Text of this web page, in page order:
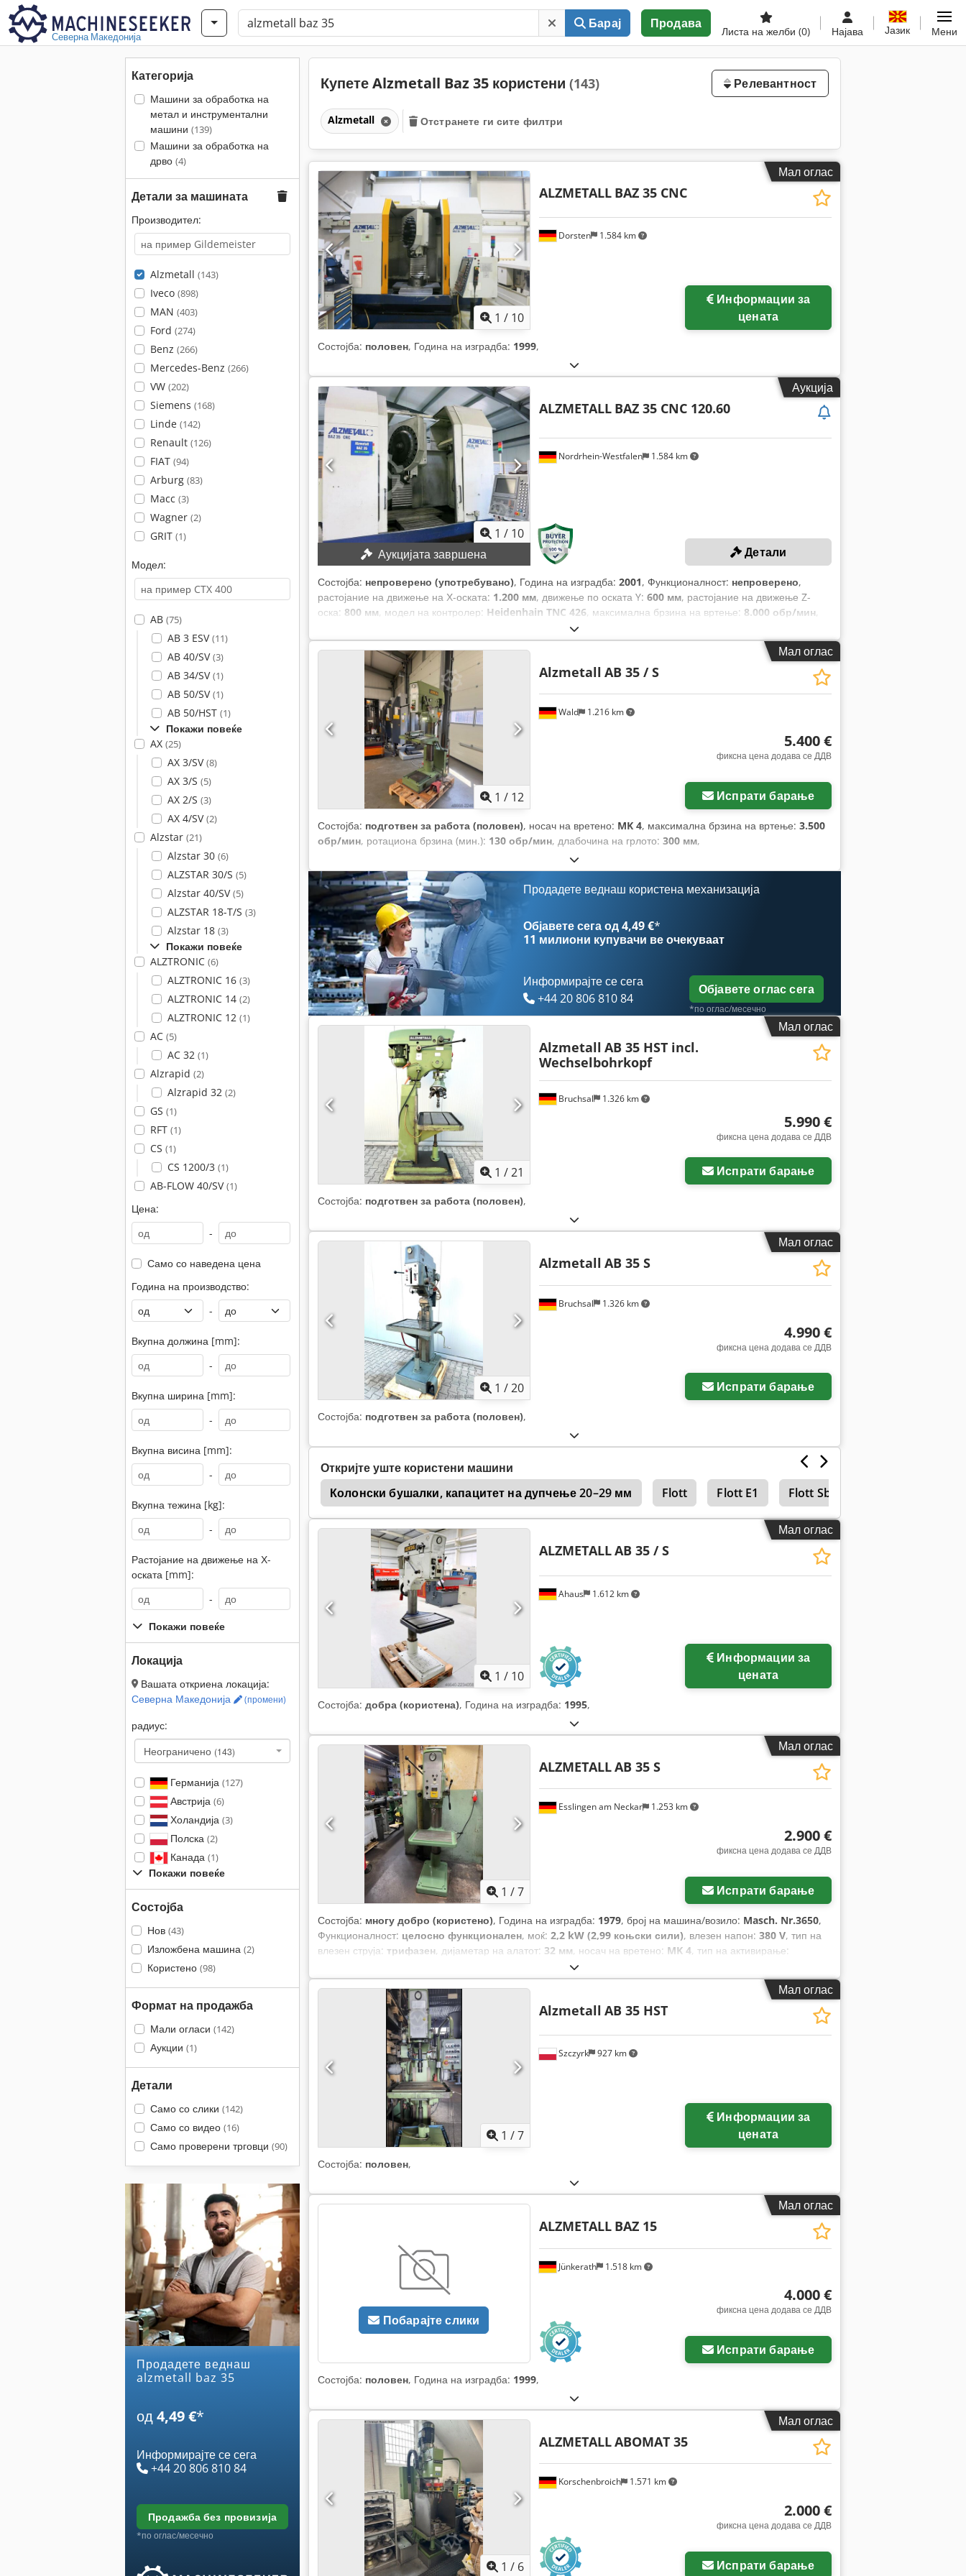
Северна Македонија
Барај Продава
Листа на желби (0) Најава Јазик Мени
Категорија
Машини за обработка на
метал и инструментални
машини (139)
Машини за обработка на
дрво (4)
Детали за машината
Производител:
Alzmetall (143)
Iveco (898)
MAN (403)
Ford (274)
Benz (266)
Mercedes-Benz (266)
VW (202)
Siemens (168)
Linde (142)
Renault (126)
FIAT (94)
Arburg (83)
Macc (3)
Wagner (2)
GRIT (1)
Модел:
AB (75)
AB 3 ESV(11)
AB 40/SV(3)
AB 34/SV(1)
AB 50/SV(1)
AB 50/HST (1)
Покажи повеќе
AX (25)
AX 3/SV(8)
AX 3/S (5)
AX 2/S (3)
AX 4/SV(2)
Alzstar (21)
Alzstar 30 (6)
ALZSTAR 30/S (5)
Alzstar 40/SV(5)
ALZSTAR 18-T/S (3)
Alzstar 18 (3)
Покажи повеќе
ALZTRONIC (6)
ALZTRONIC 16 (3)
ALZTRONIC 14 (2)
ALZTRONIC 12 (1)
AC (5)
AC 32 (1)
Alzrapid (2)
Alzrapid 32 (2)
GS (1)
RFT (1)
CS (1)
CS 1200/3 (1)
AB-FLOW 40/SV(1)
Цена:
-
Само со наведена цена
Година на производство:
-
Вкупна должина [mm]:
-
Вкупна ширина [mm]:
-
Вкупна висина [mm]:
-
Вкупна тежина [kg]:
-
Растојание на движење на Х-
оската [mm]:
-
Покажи повеќе
Локација
Вашата откриена локација:
Северна Македонија
(промени)
радиус:
Неограничено (143)
Германија (127)
Австрија (6)
Холандија (3)
Полска (2)
Канада (1)
Покажи повеќе
Состојба
Нов (43)
Изложбена машина (2)
Користено (98)
Формат на продажба
Мали огласи (142)
Аукции (1)
Детали
Само со слики (142)
Само со видео (16)
Само проверени трговци (90)
Продадете веднаш
alzmetall baz 35
од4,49 €*
Информирајте се сега
+44 20 806 810 84
продажба без провизија
*по оглас/месечно
Купете Alzmetall Baz 35 користени (143) Релевантност
Alzmetall Отстранете ги сите филтри
Мал оглас
1 / 10
Dorsten 1.584 km
ALZMETALL BAZ 35 CNC
цената
Состојба: половен, Година на изградба: 1999,
Аукција
1 / 10
Аукцијата завршена
Nordrhein-Westfalen 1.584 km
ALZMETALL BAZ 35 CNC 120.60
Детали
Состојба: непроверено (употребувано), Година на изградба: 2001, Функционалност: непроверено,
растојание на движење на Х-оската: 1.200 мм, движење по оската Y: 600 мм, растојание на движење Z-
оска: 800 мм, модел на контролер: Heidenhain TNC 426, максимална брзина на вртење: 8.000 обр/мин,
Мал оглас
1 / 12
Wald 1.216 km
Alzmetall AB 35 / S
5.400 €
фиксна цена додава се ДДВ
Испрати барање
Состојба: подготвен за работа (половен), носач на вретено: MK 4, максимална брзина на вртење: 3.500
обр/мин, ротациона брзина (мин.): 130 обр/мин, длабочина на грлото: 300 мм,
Продадете веднаш користена механизација
Објавете сега од 4,49 €*
11 милиони купувачи ве очекуваат
Информирајте се сега
+44 20 806 810 84
Објавете оглас сега
*по оглас/месечно
Мал оглас
1 /21
Bruchsal 1.326 km
Alzmetall AB 35 HST incl.
Wechselbohrkopf
5.990 €
фиксна цена додава се ДДВ
Испрати барање
Состојба: подготвен за работа (половен),
Мал оглас
1 /20
Bruchsal 1.326 km
Alzmetall AB 35 S
4.990 €
фиксна цена додава се ДДВ
Испрати барање
Состојба: подготвен за работа (половен),
Откријте уште користени машини
Колонски бушалки, капацитет на дупчење 20–29 мм
Flott Flott E1 Flott Sb
Мал оглас
1 / 10
Ahaus 1.612 km
ALZMETALLAB 35 / S
цената
Состојба: добра (користена), Година на изградба: 1995,
Мал оглас
1 /7
Esslingen am Neckar 1.253 km
ALZMETALLAB 35 S
2.900 €
фиксна цена додава се ДДВ
Испрати барање
Состојба: многу добро (користено), Година на изградба: 1979, број на машина/возило: Masch. Nr.3650,
Функционалност: целосно функционален, моќ: 2,2 kW (2,99 коњски сили), влезен напон: 380 V, тип на
влезен струја: трифазен, дијаметар на алатот: 32 мм, носач на вретено: MK 4, тип на активирање:
, длабочина на грлото:
CE, брзина на вртење со бесконечно варирање, документација / прирачник,
Мал оглас
1 /7
Szczyrk 927 km
Alzmetall AB 35 HST
цената
Состојба: половен,
Мал оглас
Побарајте слики
Jünkerath 1.518 km
ALZMETALL BAZ 15
4.000 €
фиксна цена додава се ДДВ
Испрати барање
Состојба: половен, Година на изградба: 1999,
Мал оглас
1 / 6
Korschenbroich 1.571 km
ALZMETALLABOMAT 35
2.000 €
фиксна цена додава се ДДВ
Испрати барање